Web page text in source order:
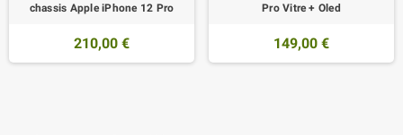
chassis Apple iPhone 12 Pro
210,00 €
Pro Vitre + Oled
149,00 €